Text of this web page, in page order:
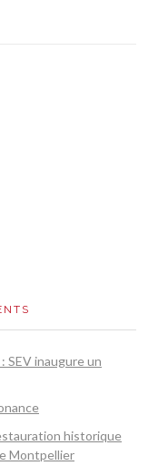
SEV inaugure un
historique
Montpellier